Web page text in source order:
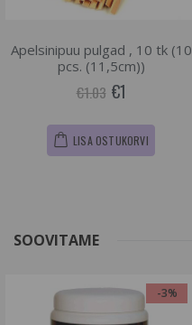
Apelsinipuu pulgad , 10 tk (10
pcs. (11,5cm))
€1.03 €1
LISA OSTUKORVI
SOOVITAME
-3%